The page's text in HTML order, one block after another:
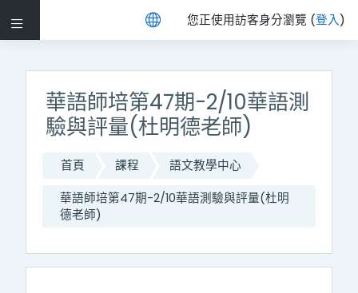
側板 您正使用訪客身分瀏覽 (登入)
華語師培第47期-2/10華語測
驗與評量(杜明德老師)
首頁 課程 語文教學中心
華語師培第47期-2/10華語測驗與評量(杜明
德老師)